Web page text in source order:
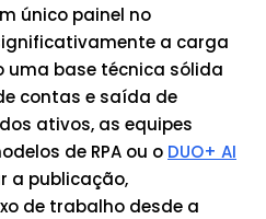
único painel no
a carga
uma base técnica sólida
contas e saída de
ativos, as equipes
de RPA ou o DUO+ AI
a publicação,
de trabalho desde a